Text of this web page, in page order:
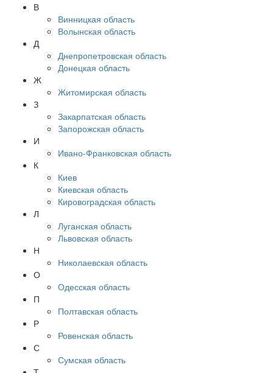
В
Винницкая область
Волынская область
Д
Днепропетровская область
Донецкая область
Ж
Житомирская область
З
Закарпатская область
Запорожская область
И
Ивано-Франковская область
К
Киев
Киевская область
Кировоградская область
Л
Луганская область
Львовская область
Н
Николаевская область
О
Одесская область
П
Полтавская область
Р
Ровенская область
С
Сумская область